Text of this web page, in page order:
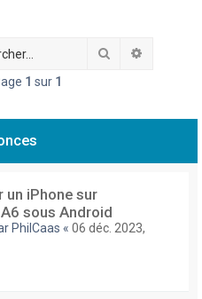
h
r
Rechercher
1 sur 1
un iPhone sur
sous Android
PhilCaas « 06 déc. 2023,